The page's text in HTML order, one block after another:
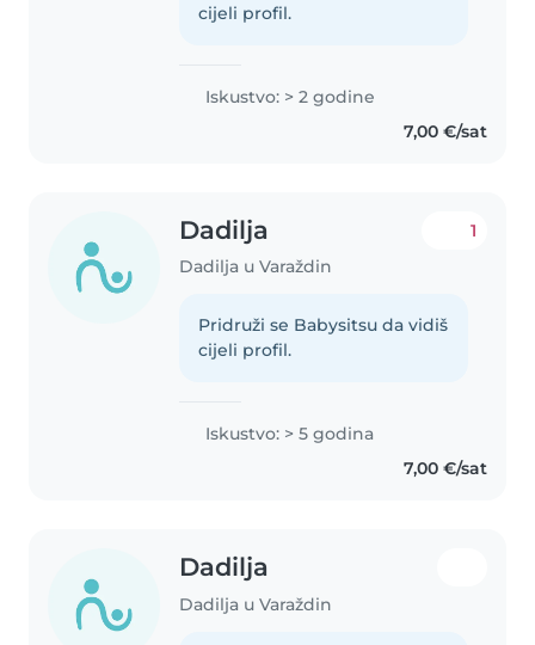
cijeli profil.
Iskustvo: > 2 godine
7,00 €/sat
Dadilja
Dadilja u Varaždin
1
Pridruži se Babysitsu da vidiš
cijeli profil.
Iskustvo: > 5 godina
7,00 €/sat
Dadilja
Dadilja u Varaždin